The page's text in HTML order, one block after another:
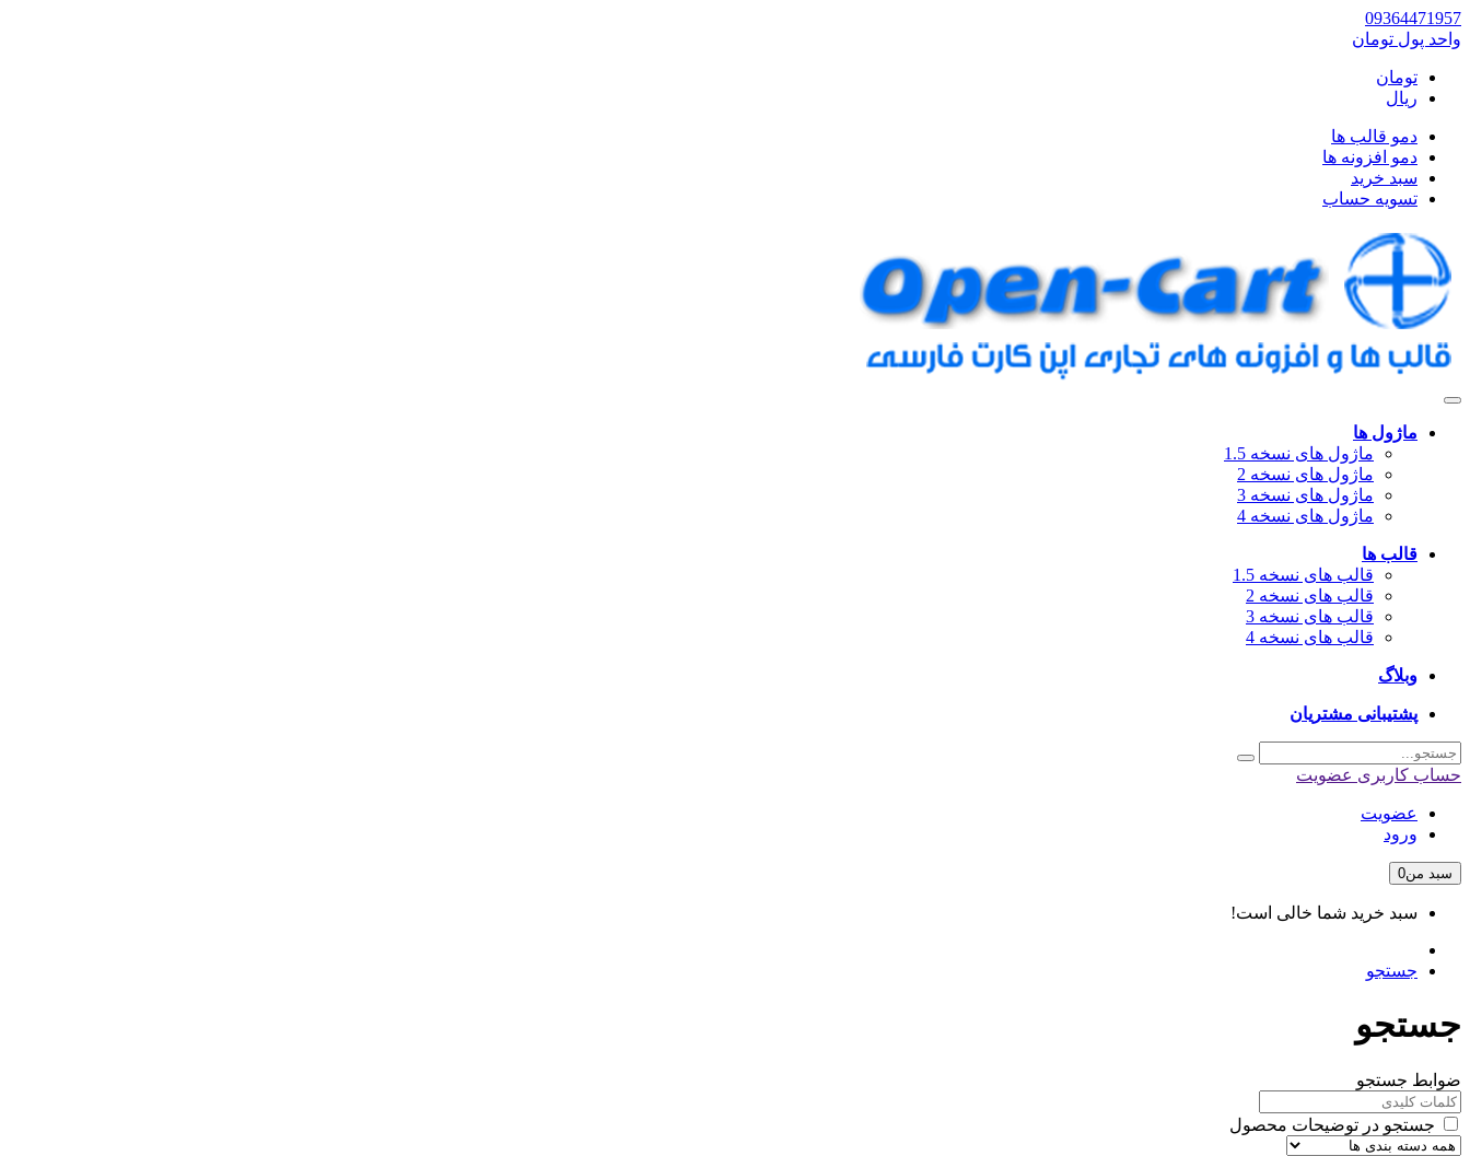
09364471957
واحد پول تومان
تومان
ریال
دمو قالب ها
دمو افزونه ها
سبد خرید
تسویه حساب
ماژول ها
ماژول های نسخه 1.5
ماژول های نسخه 2
ماژول های نسخه 3
ماژول های نسخه 4
قالب ها
قالب های نسخه 1.5
قالب های نسخه 2
قالب های نسخه 3
قالب های نسخه 4
وبلاگ
پشتیبانی مشتریان
حساب کاربری عضویت
عضویت
ورود
سبد من0
سبد خرید شما خالی است!
جستجو
جستجو
ضوابط جستجو
جستجو در توضیحات محصول